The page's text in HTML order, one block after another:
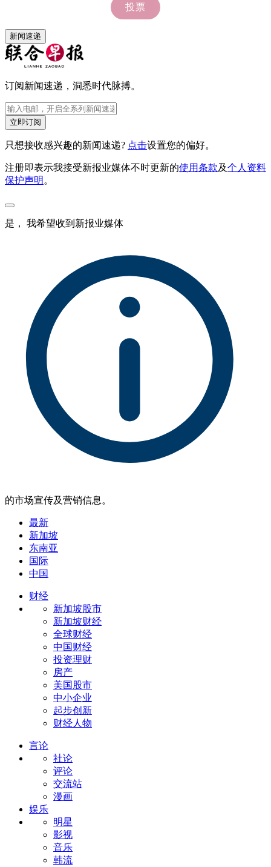
新闻速递
订阅新闻速递，洞悉时代脉搏。
立即订阅
只想接收感兴趣的新闻速递? 点击设置您的偏好。
注册即表示我接受新报业媒体不时更新的使用条款及个人资料
保护声明 。
是， 我希望收到新报业媒体
的市场宣传及营销信息。
最新
新加坡
东南亚
国际
中国
财经
新加坡股市
新加坡财经
全球财经
中国财经
投资理财
房产
美国股市
中小企业
起步创新
财经人物
言论
社论
评论
交流站
漫画
娱乐
明星
影视
音乐
韩流